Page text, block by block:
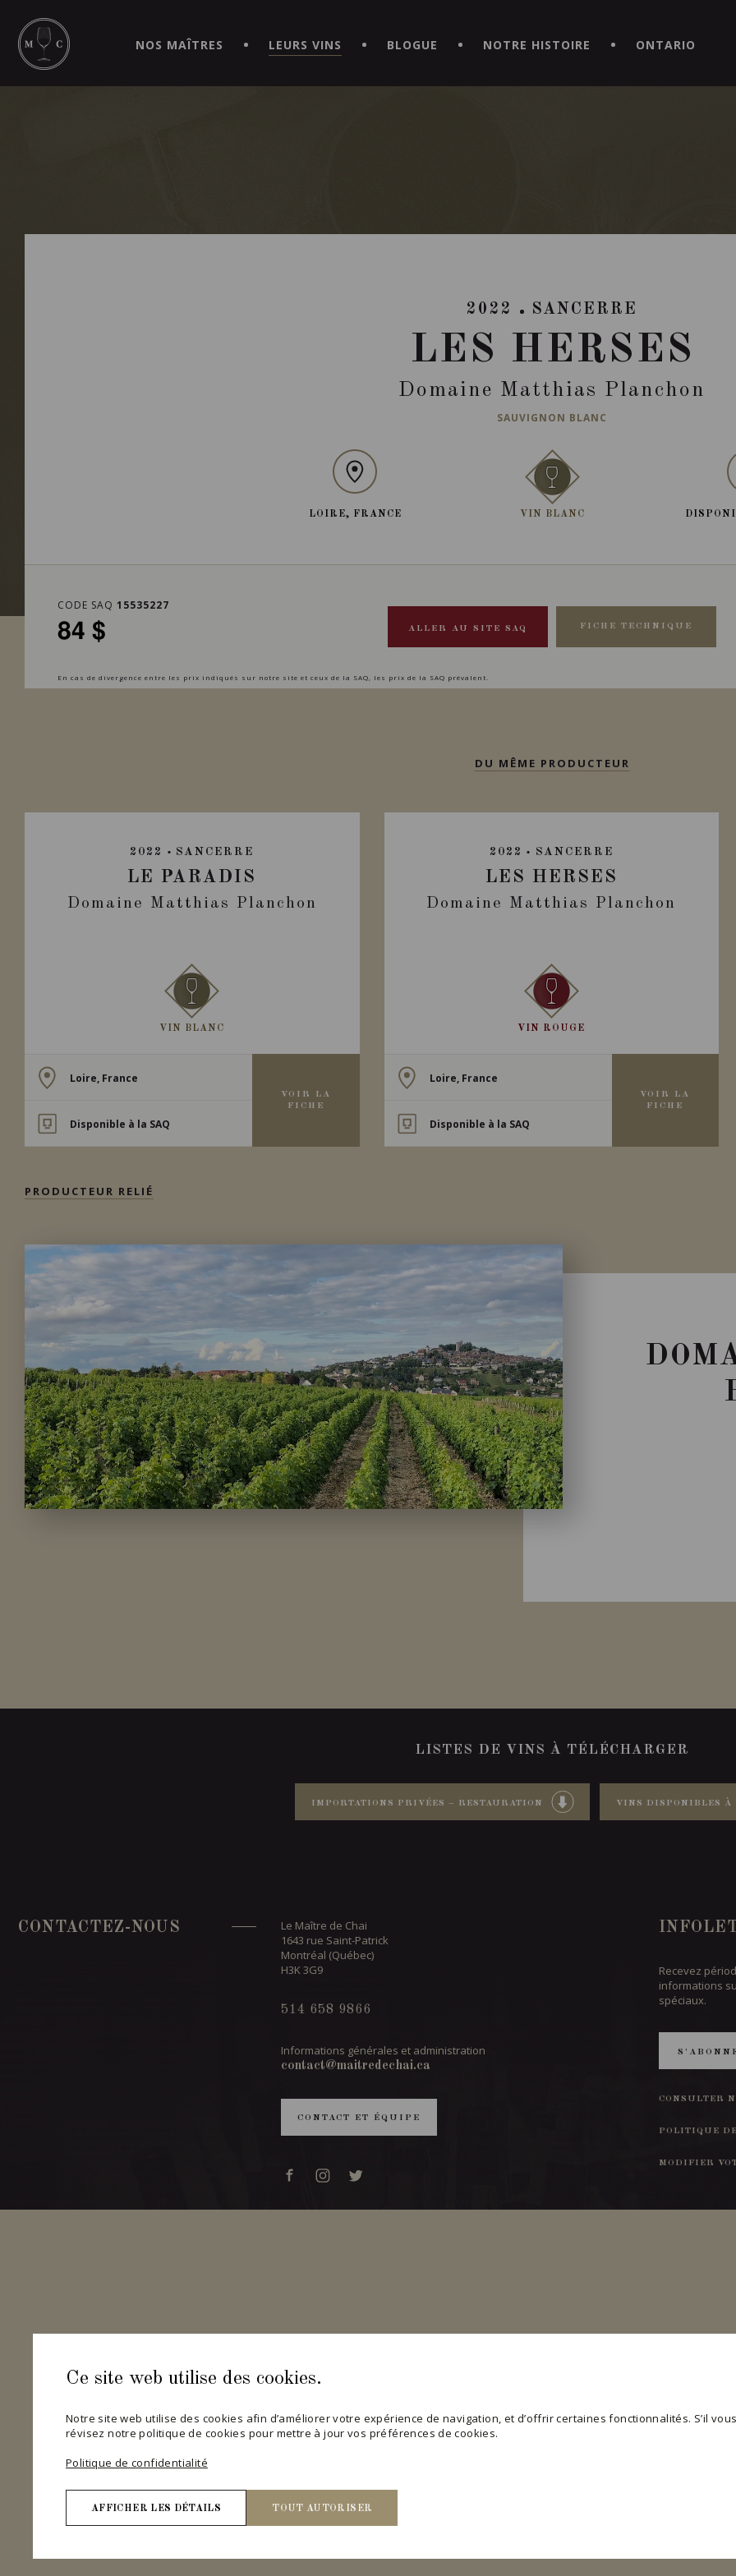
Ce site web utilise des cookies.
Notre site web utilise des cookies afin d’améliorer votre expérience de navigation, et d’offrir certaines fonctionnalités. S’il
révisez notre politique de cookies pour mettre à jour vos préférences de cookies.
Politique de confidentialité
AFFICHER LES DÉTAILS TOUT AUTORISER
Nécessaires
MAITRE | CAVISTE VIRTUEL!
NOS MAÎTRES LEURS VINS BLOGUE NOTRE HISTOIRE ONTARIO
2022 SANCERRE
LES HERSES
Domaine Matthias Planchon
SAUVIGNON BLANC
LOIRE, FRANCE VIN BLANC
CODE SAQ 15535227
84 $
En cas de divergence entre les prix indiqués sur notre site et ceux de la SAQ, les prix de la SAQ prévalent.
ALLER AU SITE SAQ FICHE TECHNIQUE
DU MÊME PRODUCTEUR
2022 SANCERRE
LE PARADIS
Domaine Matthias Planchon
VIN BLANC
Loire, France
Disponible à la SAQ
VOIR LA
FICHE
2022 SANCERRE
LES HERSES
Domaine Matthias Planchon
VIN ROUGE
Loire, France
Disponible à la SAQ
VOIR LA
FICHE
PRODUCTEUR RELIÉ
LISTES DE VINS À TÉLÉCHARGER
IMPORTATIONS PRIVÉES – RESTAURATION VINS DISPONIBLES À
CONTACTEZ-NOUS
Le Maître de Chai
1643 rue Saint-Patrick
Montréal (Québec)
H3K 3G9
514 658 9866
Informations générales et administration
contact@maitredechai.ca
CONTACT ET ÉQUIPE
Recevez
informations
spéciaux.
CONSULTER
POLITIQUE
MODIFIER